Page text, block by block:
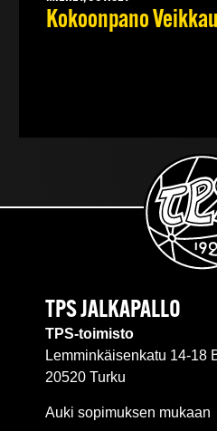
Kokoonpano
TPS JALKAPALLO
TPS-toimisto
Lemminkäisenkatu 14-18
20520 Turku
Auki sopimuksen mukaan